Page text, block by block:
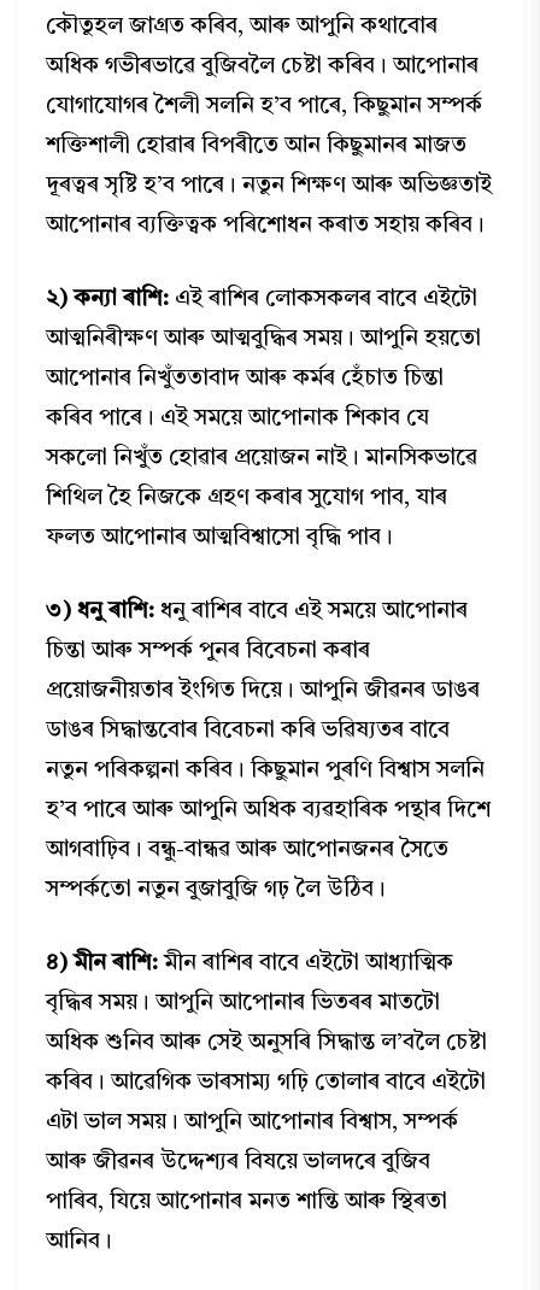
কৌতুহল জাগ্ৰত কৰিব, আৰু আপুনি কথাবোৰ
অধিক গভীৰভাৱে বুজিবলৈ চেষ্টা কৰিব। আপোনাৰ
যোগাযোগৰ শৈলী সলনি হ’ব পাৰে, কিছুমান সম্পৰ্ক
শক্তিশালী হোৱাৰ বিপৰীতে আন কিছুমানৰ মাজত
দূৰত্বৰ সৃষ্টি হ’ব পাৰে। নতুন শিক্ষণ আৰু অভিজ্ঞতাই
আপোনাৰ ব্যক্তিত্বক পৰিশোধন কৰাত সহায় কৰিব।
২) কন্যা ৰাশি: এই ৰাশিৰ লোকসকলৰ বাবে এইটো
আত্মনিৰীক্ষণ আৰু আত্মবুদ্ধিৰ সময়। আপুনি হয়তো
আপোনাৰ নিখুঁততাবাদ আৰু কৰ্মৰ হেঁচাত চিন্তা
কৰিব পাৰে। এই সময়ে আপোনাক শিকাব যে
সকলো নিখুঁত হোৱাৰ প্ৰয়োজন নাই। মানসিকভাৱে
শিথিল হৈ নিজকে গ্ৰহণ কৰাৰ সুযোগ পাব, যাৰ
ফলত আপোনাৰ আত্মবিশ্বাসো বৃদ্ধি পাব।
৩) ধনু ৰাশি:ধনু ৰাশিৰ বাবে এই সময়ে আপোনাৰ
চিন্তা আৰু সম্পৰ্ক পুনৰ বিবেচনা কৰাৰ
প্ৰয়োজনীয়তাৰ ইংগিত দিয়ে। আপুনি জীৱনৰ ডাঙৰ
ডাঙৰ সিদ্ধান্তবোৰ বিবেচনা কৰি ভৱিষ্যতৰ বাবে
নতুন পৰিকল্পনা কৰিব। কিছুমান পুৰণি বিশ্বাস সলনি
হ’ব পাৰে আৰু আপুনি অধিক ব্যৱহাৰিক পন্থাৰ দিশে
আগবাঢ়িব। বন্ধু-বান্ধৱ আৰু আপোনজনৰ সৈতে
সম্পৰ্কতো নতুন বুজাবুজি গঢ় লৈ উঠিব।
৪) মীন ৰাশি: মীন ৰাশিৰ বাবে এইটো আধ্যাত্মিক
বৃদ্ধিৰ সময়। আপুনি আপোনাৰ ভিতৰৰ মাতটো
অধিক শুনিব আৰু সেই অনুসৰি সিদ্ধান্ত ল’বলৈ চেষ্টা
কৰিব। আৱেগিক ভাৰসাম্য গঢ়ি তোলাৰ বাবে এইটো
এটা ভাল সময়। আপুনি আপোনাৰ বিশ্বাস, সম্পৰ্ক
আৰু জীৱনৰ উদ্দেশ্যৰ বিষয়ে ভালদৰে বুজিব
পাৰিব, যিয়ে আপোনাৰ মনত শান্তি আৰু স্থিৰতা
আনিব।